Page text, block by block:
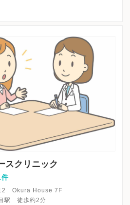
認、または直接お問い合わせくださ
スクリニック
件
Okura House 7F
駅 徒歩約2分